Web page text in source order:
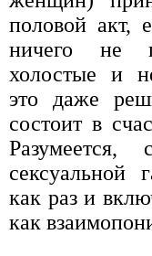
половой акт,
ничего не
холостые и
это даже
состоит в
сексуальной
как раз и
как